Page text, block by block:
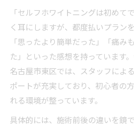
「セルフホワイトニングは初めて
く耳にしますが、都度払いプラン
「思ったより簡単だった」「痛み
た」といった感想を持っています
名古屋市東区では、スタッフによ
ポートが充実しており、初心者の
れる環境が整っています。
具体的には、施術前後の違いを鏡